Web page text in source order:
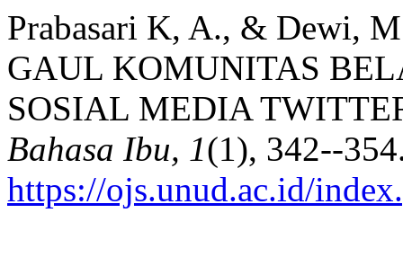
Prabasari K, A., & Dewi,
GAUL KOMUNITAS
SOSIAL MEDIA
Bahasa Ibu, 1(1), 342--
https://ojs.unud.ac.id/